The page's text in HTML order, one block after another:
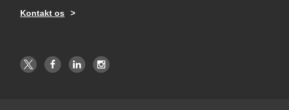
Kontakt os